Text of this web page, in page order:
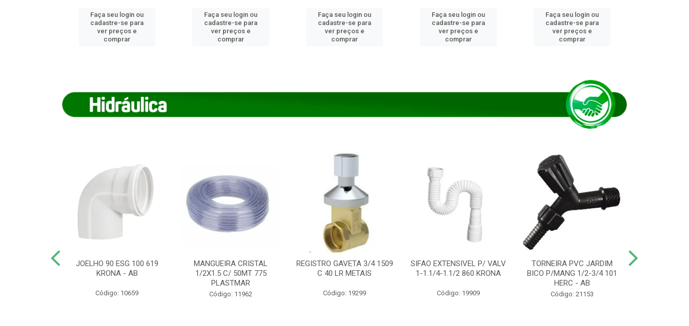
Faça seu login ou
cadastre-se para
ver preços e
comprar
Faça seu login ou
cadastre-se para
ver preços e
comprar
Faça seu login ou
cadastre-se para
ver preços e
comprar
Faça seu login ou
cadastre-se para
ver preços e
comprar
Faça seu login ou
cadastre-se para
ver preços e
comprar
JOELHO 90 ESG 100 619
KRONA - AB
Código: 10659
MANGUEIRA CRISTAL
1/2X1.5 C/ 50MT 775
PLASTMAR
Código: 11962
REGISTRO GAVETA 3/4 1509
C 40 LR METAIS
Código: 19299
SIFAO EXTENSIVEL P/ VALV
1-1.1/4-1.1/2 860 KRONA
Código: 19909
TORNEIRA PVC JARDIM
BICO P/MANG 1/2-3/4 101
HERC - AB
Código: 21153